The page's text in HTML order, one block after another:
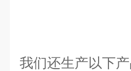
我们还生产以下产